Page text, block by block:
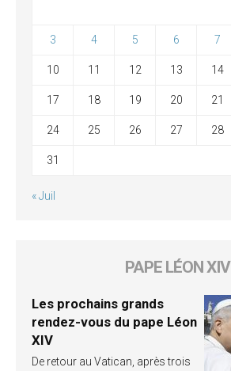
3 4 5 6 7
10 11 12 13 14
17 18 19 20 21
24 25 26 27 28
31
« Juil
PAPE LÉON XIV
Les prochains grands
rendez-vous du pape Léon
XIV
De retour au Vatican, après trois